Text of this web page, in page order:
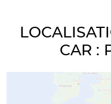
CAR :